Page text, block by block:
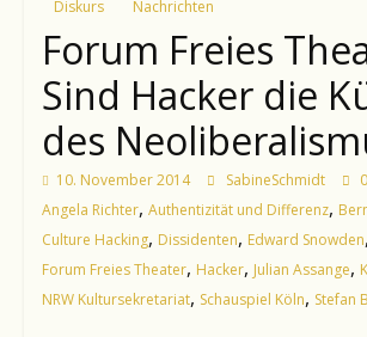
Diskurs Nachrichten
Forum Freies
Sind Hacker die
des
10. November 2014 SabineSchmidt
Angela Richter, Authentizität und Differenz,
Culture Hacking, Dissidenten, Edward Snowden,
Forum Freies Theater, Hacker, Julian Assange,
NRW Kultursekretariat, Schauspiel Köln, Stefan